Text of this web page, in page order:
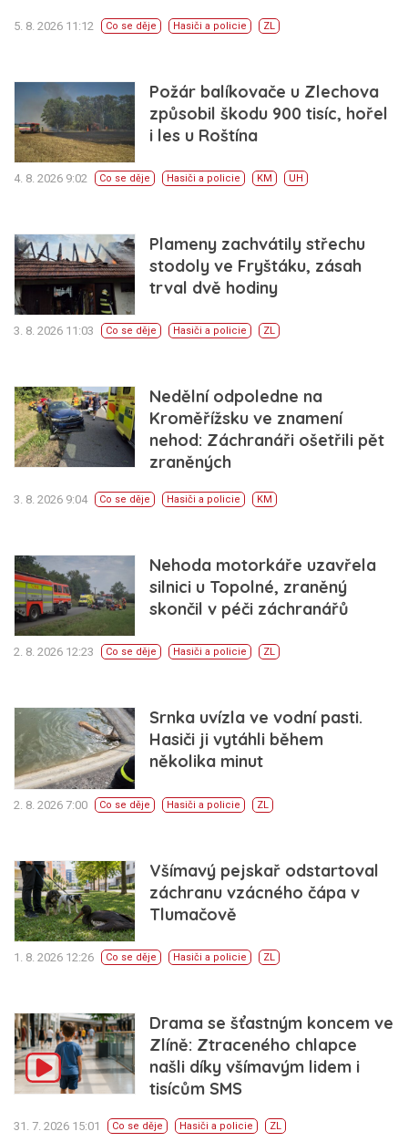
5. 8. 2026 11:12 Co se děje Hasiči a policie ZL
Požár balíkovače u Zlechova
způsobil škodu 900 tisíc, hořel
i les u Roštína
4. 8. 2026 9:02 Co se děje Hasiči a policie KM UH
Plameny zachvátily střechu
stodoly ve Fryštáku, zásah
trval dvě hodiny
3. 8. 2026 11:03 Co se děje Hasiči a policie ZL
Nedělní odpoledne na
Kroměřížsku ve znamení
nehod: Záchranáři ošetřili pět
zraněných
3. 8. 2026 9:04 Co se děje Hasiči a policie KM
Nehoda motorkáře uzavřela
silnici u Topolné, zraněný
skončil v péči záchranářů
2. 8. 2026 12:23 Co se děje Hasiči a policie ZL
Srnka uvízla ve vodní pasti.
Hasiči ji vytáhli během
několika minut
2. 8. 2026 7:00 Co se děje Hasiči a policie ZL
Všímavý pejskař odstartoval
záchranu vzácného čápa v
Tlumačově
1. 8. 2026 12:26 Co se děje Hasiči a policie ZL
Drama se šťastným koncem ve
Zlíně: Ztraceného chlapce
našli díky všímavým lidem i
tisícům SMS
31. 7. 2026 15:01 Co se děje Hasiči a policie ZL